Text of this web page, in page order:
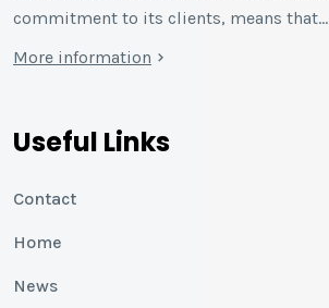
commitment to its clients, means that…
More information
Useful Links
Contact
Home
News